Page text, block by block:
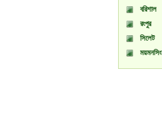
বরিশাল
রংপুর
সিলেট